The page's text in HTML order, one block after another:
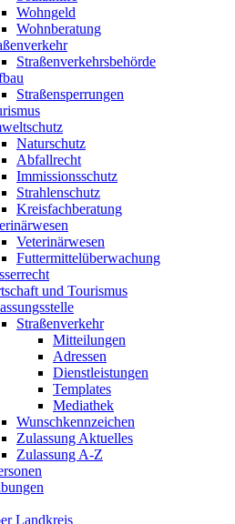
Wohngeld
Wohnberatung
Straßenverkehrsbehörde
Straßensperrungen
Naturschutz
Abfallrecht
Immissionsschutz
Strahlenschutz
Kreisfachberatung
Veterinärwesen
Futtermittelüberwachung
und Tourismus
Straßenverkehr
Mitteilungen
Adressen
Dienstleistungen
Templates
Mediathek
Wunschkennzeichen
Zulassung Aktuelles
Zulassung A-Z
Landkreis